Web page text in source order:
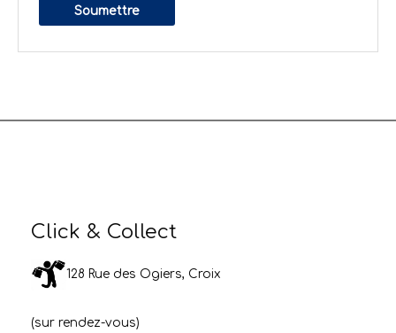
Click & Collect
128 Rue des Ogiers, Croix
(sur rendez-vous)